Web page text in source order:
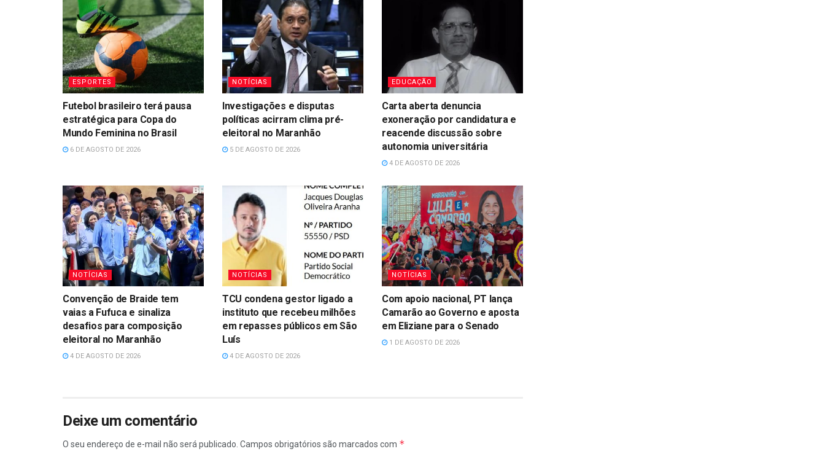
ESPORTES
Futebol brasileiro terá pausa
estratégica para Copa do
Mundo Feminina no Brasil
6 DE AGOSTO DE 2026
NOTÍCIAS
Investigações e disputas
políticas acirram clima pré-
eleitoral no Maranhão
5 DE AGOSTO DE 2026
EDUCAÇÃO
Carta aberta denuncia
exoneração por candidatura e
reacende discussão sobre
autonomia universitária
4 DE AGOSTO DE 2026
NOTÍCIAS
Convenção de Braide tem
vaias a Fufuca e sinaliza
desafios para composição
eleitoral no Maranhão
4 DE AGOSTO DE 2026
NOTÍCIAS
TCU condena gestor ligado a
instituto que recebeu milhões
em repasses públicos em São
Luís
4 DE AGOSTO DE 2026
NOTÍCIAS
Com apoio nacional, PT lança
Camarão ao Governo e aposta
em Eliziane para o Senado
1 DE AGOSTO DE 2026
Deixe um comentário
O seu endereço de e-mail não será publicado. Campos obrigatórios são marcados com *